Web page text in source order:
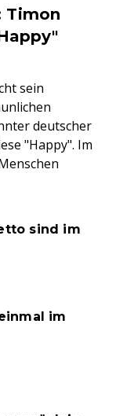
Timon
sein
deutscher
"Happy". Im
sind im
im